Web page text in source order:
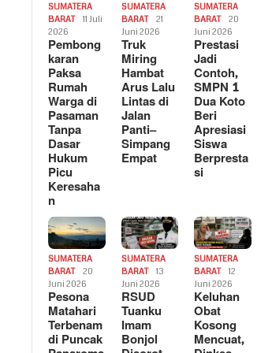
SUMATERA
BARAT
11 Juli
2026
Pembong
karan
Paksa
Rumah
Warga di
Pasaman
Tanpa
Dasar
Hukum
Picu
Keresaha
n
SUMATERA
BARAT
21
Juni 2026
Truk
Miring
Hambat
Arus Lalu
Lintas di
Jalan
Panti–
Simpang
Empat
SUMATERA
BARAT
20
Juni 2026
Prestasi
Jadi
Contoh,
SMPN 1
Dua Koto
Beri
Apresiasi
Siswa
Berpresta
si
SUMATERA
BARAT
20
Juni 2026
Pesona
Matahari
Terbenam
di Puncak
SUMATERA
BARAT
13
Juni 2026
RSUD
Tuanku
Imam
Bonjol
SUMATERA
BARAT
12
Juni 2026
Keluhan
Obat
Kosong
Mencuat,